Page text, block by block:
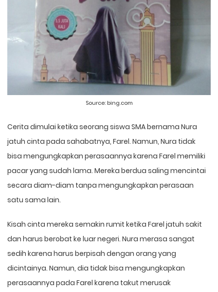
Source: bing.com
Cerita dimulai ketika seorang siswa SMA bernama Nura
jatuh cinta pada sahabatnya, Farel. Namun, Nura tidak
bisa mengungkapkan perasaannya karena Farel memiliki
pacar yang sudah lama. Mereka berdua saling mencintai
secara diam-diam tanpa mengungkapkan perasaan
satu sama lain.
Kisah cinta mereka semakin rumit ketika Farel jatuh sakit
dan harus berobat ke luar negeri. Nura merasa sangat
sedih karena harus berpisah dengan orang yang
dicintainya. Namun, dia tidak bisa mengungkapkan
perasaannya pada Farel karena takut merusak